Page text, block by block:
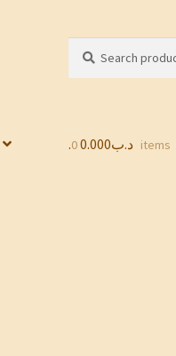
for:
.د.ب0.000 0 items